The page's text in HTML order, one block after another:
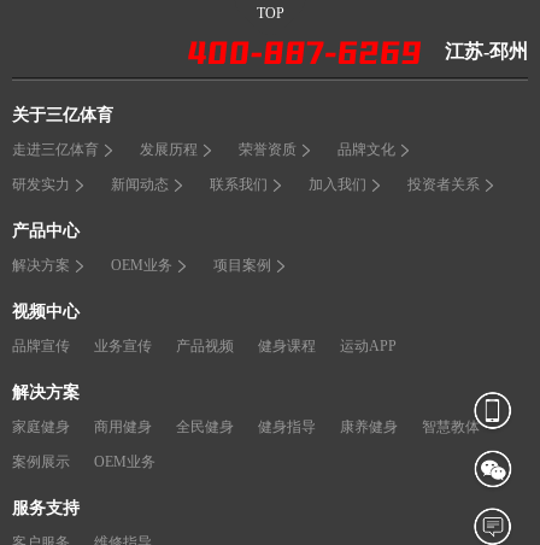
TOP
江苏-邳州
关于三亿体育
走进三亿体育 发展历程 荣誉资质 品牌文化
研发实力 新闻动态 联系我们 加入我们 投资者关系
产品中心
解决方案 OEM业务 项目案例
视频中心
品牌宣传 业务宣传 产品视频 健身课程 运动APP
解决方案
家庭健身 商用健身 全民健身 健身指导 康养健身 智慧教体
案例展示 OEM业务
服务支持